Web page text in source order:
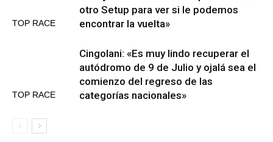
TOP RACE
otro Setup para ver si le podemos
encontrar la vuelta»
TOP RACE
Cingolani: «Es muy lindo recuperar el
autódromo de 9 de Julio y ojalá sea el
comienzo del regreso de las
categorías nacionales»